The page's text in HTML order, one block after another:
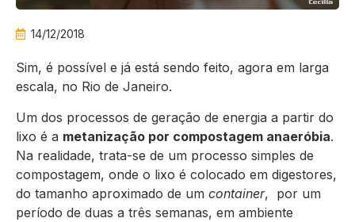
14/12/2018
Sim, é possível e já está sendo feito, agora em larga
escala, no Rio de Janeiro.
Um dos processos de geração de energia a partir do
lixo é a metanização por compostagem anaeróbia.
Na realidade, trata-se de um processo simples de
compostagem, onde o lixo é colocado em digestores,
do tamanho aproximado de um container, por um
período de duas a três semanas, em ambiente